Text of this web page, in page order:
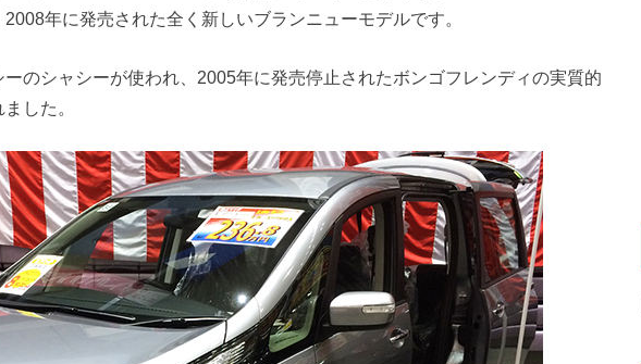
年に発売された全く新しいブランニューモデルです。
のシャシーが使われ、2005年に発売停止されたボンゴフレンディの実質的
した。